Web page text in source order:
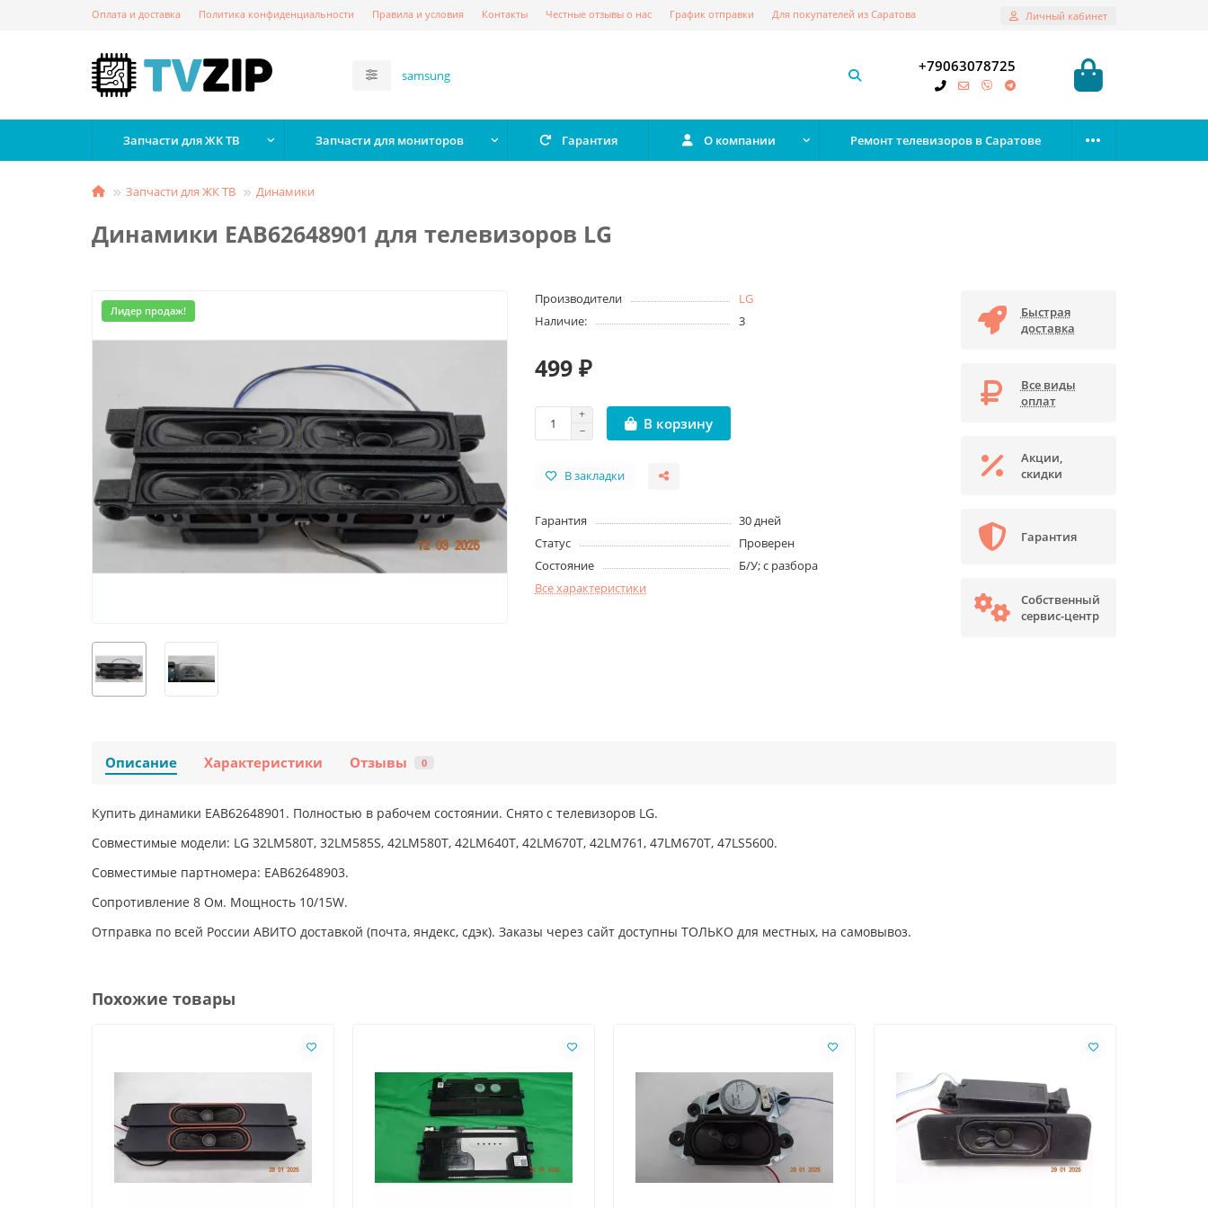
Оплата и доставка Политика конфиденциальности Правила и условия Контакты Честные отзывы о нас График отправки Для покупателей из Саратова Личный кабинет
+79063078725
Запчасти для ЖК ТВ Запчасти для мониторов Гарантия О компании Ремонт телевизоров в Саратове
Запчасти для ЖК ТВ Динамики
Динамики EAB62648901 для телевизоров LG
Лидер продаж!
Производители
LG
Наличие:
3
499 ₽
В корзину
В закладки
Гарантия
30 дней
Статус
Проверен
Состояние
Б/У; с разбора
Все характеристики
Быстрая
доставка
Все виды
оплат
Акции,
скидки
Гарантия
Собственный
сервис-центр
Описание Характеристики Отзывы 0
Купить динамики EAB62648901. Полностью в рабочем состоянии. Снято с телевизоров LG.
Совместимые модели: LG 32LM580T, 32LM585S, 42LM580T, 42LM640T, 42LM670T, 42LM761 , 47LM670T, 47LS5600.
Совместимые партномера: EAB62648903.
Сопротивление 8 Ом. Мощность 10/15W.
Отправка по всей России АВИТО доставкой (почта, яндекс, сдэк). Заказы через сайт доступны ТОЛЬКО для местных, на самовывоз.
Похожие товары